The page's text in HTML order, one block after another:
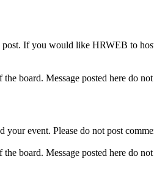
If you would like HRWEB to
board. Message posted here do
event. Please do not post
board. Message posted here do